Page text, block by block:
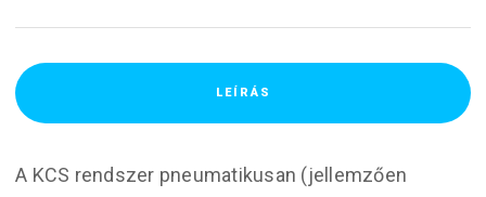
LEÍRÁS
A KCS rendszer pneumatikusan (jellemzően